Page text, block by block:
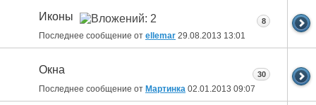
Иконы
Последнее сообщение от ellemar 29.08.2013 13:01
8
Окна
Последнее сообщение от Мартинка 02.01.2013 09:07
30